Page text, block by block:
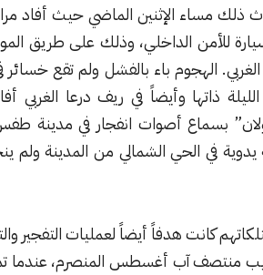
الإثنين الماضي حيث أفاد مراسل “موقع
وذلك على طريق المواسير شمالي
باء بالفشل ولم تقع خسائر في الأرواح أو
وأيضاً في ريف درعا الغربي أفادت مصادر
انفجار في مدينة طفس. تبيّن أنه
الشمالي من المدينة ولم ينجم عنه أية
هدفاً أيضاً لعمليات التفجير والتخريب. كما
أغسطس المنصرم، عندما تم استهداف